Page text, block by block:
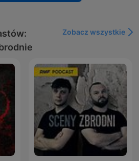
Zobacz wszystkie